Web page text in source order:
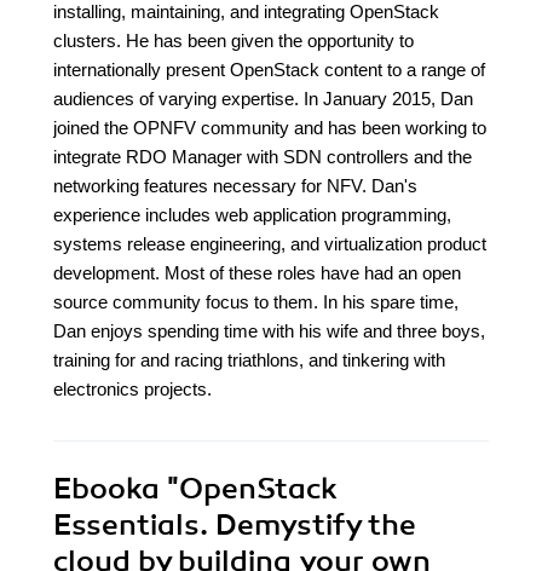
installing, maintaining, and integrating OpenStack
clusters. He has been given the opportunity to
internationally present OpenStack content to a range of
audiences of varying expertise. In January 2015, Dan
joined the OPNFV community and has been working to
integrate RDO Manager with SDN controllers and the
networking features necessary for NFV. Dan's
experience includes web application programming,
systems release engineering, and virtualization product
development. Most of these roles have had an open
source community focus to them. In his spare time,
Dan enjoys spending time with his wife and three boys,
training for and racing triathlons, and tinkering with
electronics projects.
Ebooka "OpenStack
Essentials. Demystify the
cloud by building your own